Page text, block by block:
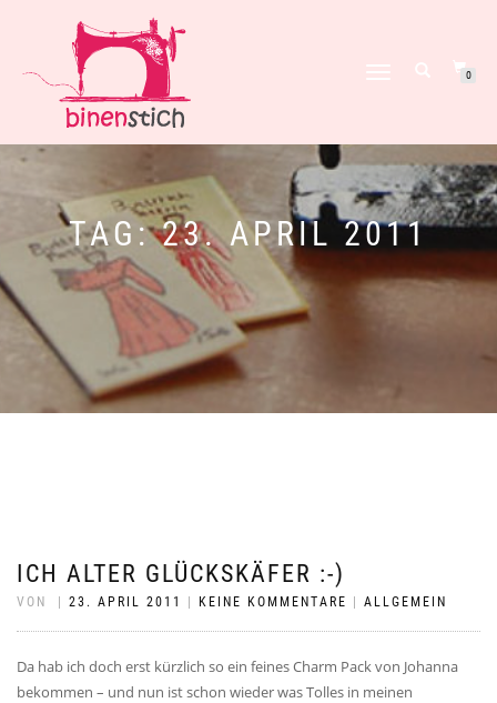
0
TAG:23. APRIL 2011
ICH ALTER GLÜCKSKÄFER :-)
VON 23. APRIL 2011 KEINE KOMMENTARE ALLGEMEIN
Da hab ich doch erst kürzlich so ein feines Charm Pack von Johanna
bekommen – und nun ist schon wieder was Tolles in meinen